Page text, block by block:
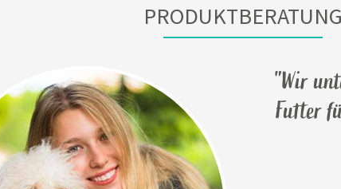
PRODUKTBERATUNG
"Wir
Futter